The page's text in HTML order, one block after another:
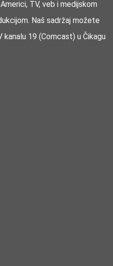
TV, veb i medijskom
Naš sadržaj možete
19 (Comcast) u Čikagu